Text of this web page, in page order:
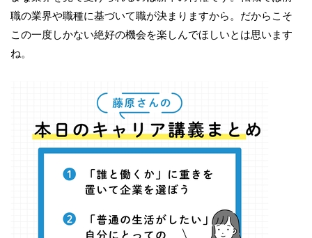
職の業界や職種に基づいて職が決まりますから。だからこそ
この一度しかない絶好の機会を楽しんでほしいとは思います
ね。